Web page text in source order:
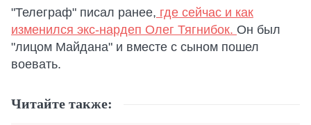
"Телеграф" писал ранее, где сейчас и как
изменился экс-нардеп Олег Тягнибок. Он был
"лицом Майдана" и вместе с сыном пошел
воевать.
Читайте также: